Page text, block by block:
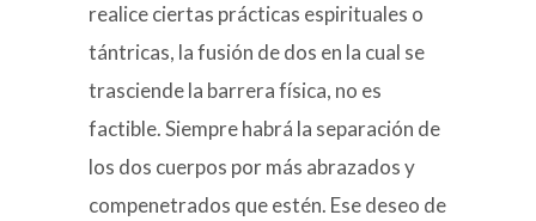
realice ciertas prácticas espirituales o
tántricas, la fusión de dos en la cual se
trasciende la barrera física, no es
factible. Siempre habrá la separación de
los dos cuerpos por más abrazados y
compenetrados que estén. Ese deseo de